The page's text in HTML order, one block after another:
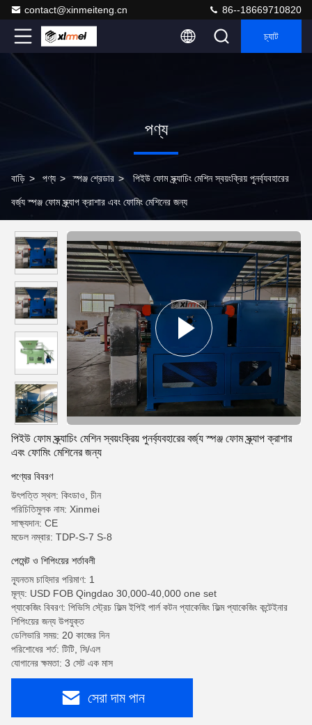
contact@xinmeiteng.cn 86--18669710820
চ্যাট
পণ্য
বাড়ি > পণ্য > স্পঞ্জ শ্রেডার > পিইউ ফোম স্ক্র্যাচিং মেশিন স্বয়ংক্রিয় পুনর্ব্যবহারের
বর্জ্য স্পঞ্জ ফোম স্ক্র্যাপ ক্রাশার এবং ফোমিং মেশিনের জন্য
পিইউ ফোম স্ক্র্যাচিং মেশিন স্বয়ংক্রিয় পুনর্ব্যবহারের বর্জ্য স্পঞ্জ ফোম স্ক্র্যাপ ক্রাশার
এবং ফোমিং মেশিনের জন্য
পণ্যের বিবরণ
উৎপত্তি স্থল: কিংডাও, চীন
পরিচিতিমুলক নাম: Xinmei
সাক্ষ্যদান: CE
মডেল নম্বার: TDP-S-7 S-8
পেমেন্ট ও শিপিংয়ের শর্তাবলী
ন্যূনতম চাহিদার পরিমাণ: 1
মূল্য: USD FOB Qingdao 30,000-40,000 one set
প্যাকেজিং বিবরণ: পিভিসি স্ট্রেচ ফিল্ম ইপিই পার্ল কটন প্যাকেজিং ফিল্ম প্যাকেজিং কন্টেইনার
শিপিংয়ের জন্য উপযুক্ত
ডেলিভারি সময়: 20 কাজের দিন
পরিশোধের শর্ত: টিটি, সি/এল
যোগানের ক্ষমতা: 3 সেট এক মাস
সেরা দাম পান